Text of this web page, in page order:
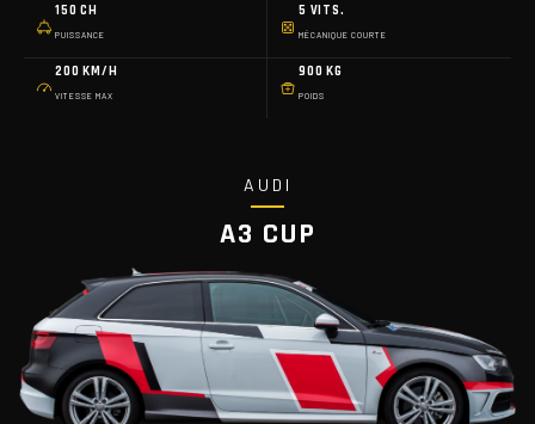
150 CH
PUISSANCE
5 VITS.
MÉCANIQUE COURTE
200 KM/H
VITESSE MAX
900 KG
POIDS
AUDI
A3 CUP